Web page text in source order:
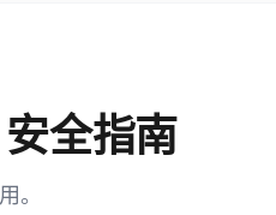
全指南
。